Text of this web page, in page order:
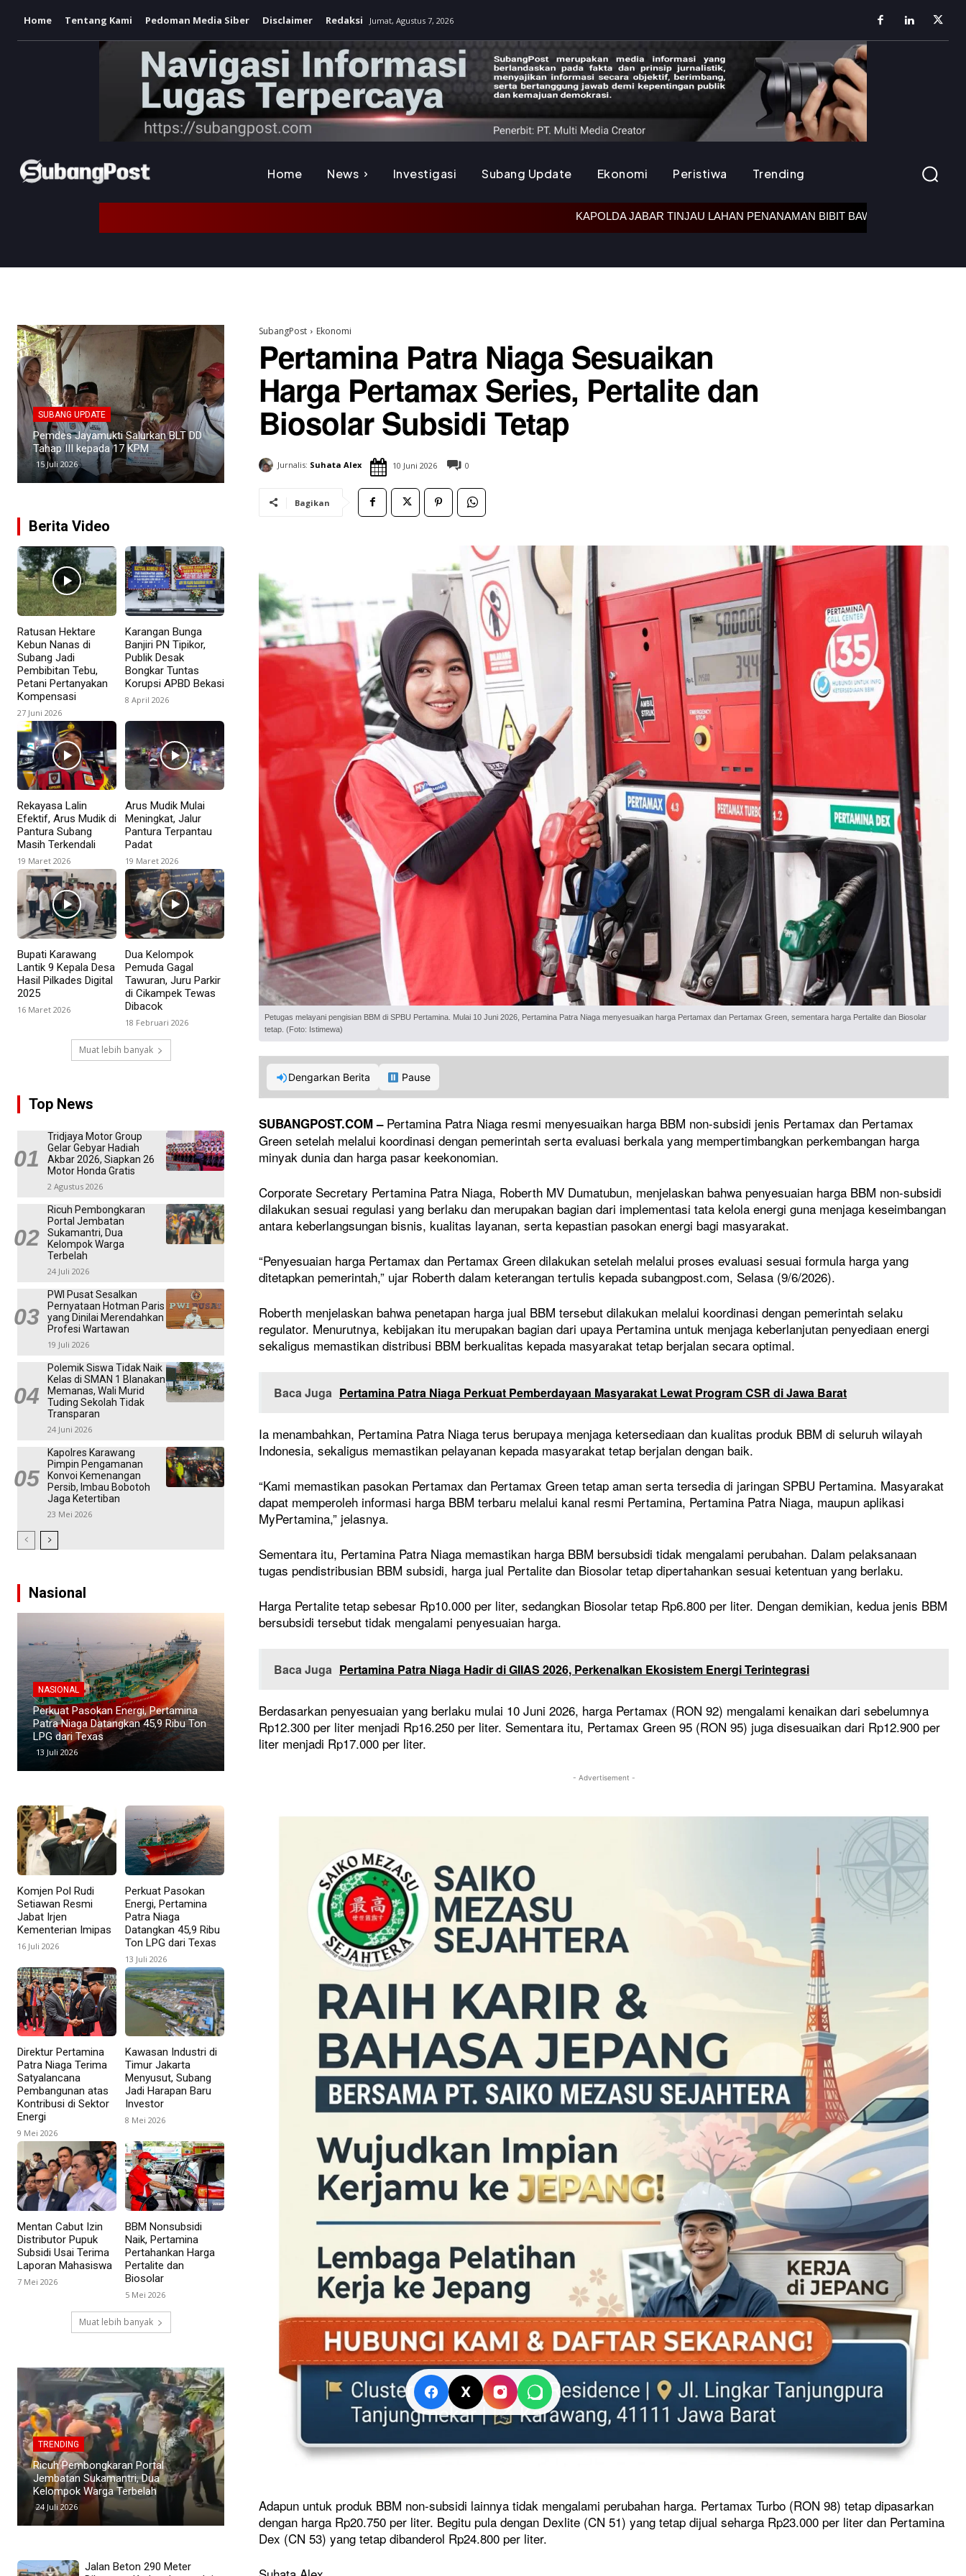
Home Tentang Kami Pedoman Media Siber Disclaimer Redaksi Jumat, Agustus 7, 2026
Home News Investigasi Subang Update Ekonomi Peristiwa Trending
KAPOLDA JABAR TINJAU LAHAN PENANAMAN BIBIT BAWANG PUTIH DI CIATER, DUKUNG
SUBANG UPDATE
Kasus Narkoba di Subang Meningkat,
PANI Latih 150 Relawan Penyuluh
Anti Narkoba
3 Juli 2026
SUBANG UPDATE
Empat Kades di Blanakan Bahas
Penataan Batas Kawasan Hutan
25 Juni 2026
SUBANG UPDATE
Rumah Zakat Cimahi Salurkan
Sembako dan Perlengkapan Sekolah
15 Juni 2026
Berita Video
Ratusan Hektare
Kebun Nanas di
Subang Jadi
Pembibitan Tebu,
Petani Pertanyakan
Kompensasi
27 Juni 2026
Karangan Bunga
Banjiri PN Tipikor,
Publik Desak
Bongkar Tuntas
Korupsi APBD Bekasi
8 April 2026
Rekayasa Lalin
Efektif, Arus Mudik di
Pantura Subang
Masih Terkendali
19 Maret 2026
Arus Mudik Mulai
Meningkat, Jalur
Pantura Terpantau
Padat
19 Maret 2026
Bupati Karawang
Lantik 9 Kepala Desa
Hasil Pilkades Digital
2025
16 Maret 2026
Dua Kelompok
Pemuda Gagal
Tawuran, Juru Parkir
di Cikampek Tewas
Dibacok
18 Februari 2026
Muat lebih banyak
Top News
Tridjaya Motor Group
Gelar Gebyar Hadiah
Akbar 2026, Siapkan 26
Motor Honda Gratis
2 Agustus 2026
Ricuh Pembongkaran
Portal Jembatan
Sukamantri, Dua
Kelompok Warga
Terbelah
24 Juli 2026
PWI Pusat Sesalkan
Pernyataan Hotman Paris
yang Dinilai Merendahkan
Profesi Wartawan
19 Juli 2026
Polemik Siswa Tidak Naik
Kelas di SMAN 1 Blanakan
Memanas, Wali Murid
Tuding Sekolah Tidak
Transparan
24 Juni 2026
Kapolres Karawang
Pimpin Pengamanan
Konvoi Kemenangan
Persib, Imbau Bobotoh
Jaga Ketertiban
23 Mei 2026
Nasional
NASIONAL
Direktur Pertamina Patra Niaga
Terima Satyalancana Pembangunan
atas Kontribusi di Sektor Energi
9 Mei 2026
Kawasan Industri di Timur Jakarta
Menyusut, Subang Jadi Harapan Baru
Investor
8 Mei 2026
Mentan Cabut Izin Distributor Pupuk
Subsidi Usai Terima Laporan
Mahasiswa
Komjen Pol Rudi
Setiawan Resmi
Jabat Irjen
Kementerian Imipas
16 Juli 2026
Perkuat Pasokan
Energi, Pertamina
Patra Niaga
Datangkan 45,9 Ribu
Ton LPG dari Texas
13 Juli 2026
Direktur Pertamina
Patra Niaga Terima
Satyalancana
Pembangunan atas
Kontribusi di Sektor
Energi
9 Mei 2026
Kawasan Industri di
Timur Jakarta
Menyusut, Subang
Jadi Harapan Baru
Investor
8 Mei 2026
Mentan Cabut Izin
Distributor Pupuk
Subsidi Usai Terima
Laporan Mahasiswa
7 Mei 2026
BBM Nonsubsidi
Naik, Pertamina
Pertahankan Harga
Pertalite dan
Biosolar
5 Mei 2026
Muat lebih banyak
TRENDING
PWI Pusat Sesalkan Pernyataan
Hotman Paris yang Dinilai
Merendahkan Profesi Wartawan
19 Juli 2026
Polemik Siswa Tidak Naik Kelas di
24 Juni 2026
Kapolres Karawang Pimpin
23 Mei 2026
Jalan Beton 290 Meter
SubangPost Ekonomi
Pertamina Patra Niaga Sesuaikan
Harga Pertamax Series, Pertalite dan
Biosolar Subsidi Tetap
Jurnalis: Suhata Alex 10 Juni 2026 0
Bagikan
Petugas melayani pengisian BBM di SPBU Pertamina. Mulai 10 Juni 2026, Pertamina Patra Niaga menyesuaikan harga Pertamax dan Pertamax Green, sementara harga Pertalite dan Biosolar
tetap. (Foto: Istimewa)
Dengarkan Berita Pause
SUBANGPOST.COM– Pertamina Patra Niaga resmi menyesuaikan harga BBM non-subsidi jenis Pertamax dan Pertamax
Green setelah melalui koordinasi dengan pemerintah serta evaluasi berkala yang mempertimbangkan perkembangan harga
minyak dunia dan harga pasar keekonomian.
Corporate Secretary Pertamina Patra Niaga, Roberth MV Dumatubun, menjelaskan bahwa penyesuaian harga BBM non-subsidi
dilakukan sesuai regulasi yang berlaku dan merupakan bagian dari implementasi tata kelola energi guna menjaga keseimbangan
antara keberlangsungan bisnis, kualitas layanan, serta kepastian pasokan energi bagi masyarakat.
“Penyesuaian harga Pertamax dan Pertamax Green dilakukan setelah melalui proses evaluasi sesuai formula harga yang
ditetapkan pemerintah,” ujar Roberth dalam keterangan tertulis kepada subangpost.com, Selasa (9/6/2026).
Roberth menjelaskan bahwa penetapan harga jual BBM tersebut dilakukan melalui koordinasi dengan pemerintah selaku
regulator. Menurutnya, kebijakan itu merupakan bagian dari upaya Pertamina untuk menjaga keberlanjutan penyediaan energi
sekaligus memastikan distribusi BBM berkualitas kepada masyarakat tetap berjalan secara optimal.
Baca Juga Pertamina Patra Niaga Perkuat Pemberdayaan Masyarakat Lewat Program CSR di Jawa Barat
Ia menambahkan, Pertamina Patra Niaga terus berupaya menjaga ketersediaan dan kualitas produk BBM di seluruh wilayah
Indonesia, sekaligus memastikan pelayanan kepada masyarakat tetap berjalan dengan baik.
“Kami memastikan pasokan Pertamax dan Pertamax Green tetap aman serta tersedia di jaringan SPBU Pertamina. Masyarakat
dapat memperoleh informasi harga BBM terbaru melalui kanal resmi Pertamina, Pertamina Patra Niaga, maupun aplikasi
MyPertamina,” jelasnya.
Sementara itu, Pertamina Patra Niaga memastikan harga BBM bersubsidi tidak mengalami perubahan. Dalam pelaksanaan
tugas pendistribusian BBM subsidi, harga jual Pertalite dan Biosolar tetap dipertahankan sesuai ketentuan yang berlaku.
Harga Pertalite tetap sebesar Rp10.000 per liter, sedangkan Biosolar tetap Rp6.800 per liter. Dengan demikian, kedua jenis BBM
bersubsidi tersebut tidak mengalami penyesuaian harga.
Baca Juga Pertamina Patra Niaga Hadir di GIIAS 2026, Perkenalkan Ekosistem Energi Terintegrasi
Berdasarkan penyesuaian yang berlaku mulai 10 Juni 2026, harga Pertamax (RON 92) mengalami kenaikan dari sebelumnya
Rp12.300 per liter menjadi Rp16.250 per liter. Sementara itu, Pertamax Green 95 (RON 95) juga disesuaikan dari Rp12.900 per
liter menjadi Rp17.000 per liter.
- Advertisement -
Adapun untuk produk BBM non-subsidi lainnya tidak mengalami perubahan harga. Pertamax Turbo (RON 98) tetap dipasarkan
dengan harga Rp20.750 per liter. Begitu pula dengan Dexlite (CN 51) yang tetap dijual seharga Rp23.000 per liter dan Pertamina
Dex (CN 53) yang tetap dibanderol Rp24.800 per liter.
X